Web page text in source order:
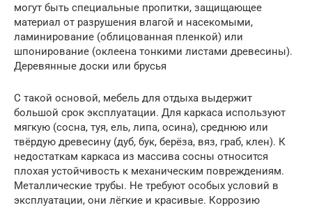
могут быть специальные пропитки, защищающее
материал от разрушения влагой и насекомыми,
ламинирование (облицованная пленкой) или
шпонирование (оклеена тонкими листами древесины).
Деревянные доски или брусья
С такой основой, мебель для отдыха выдержит
большой срок эксплуатации. Для каркаса используют
мягкую (сосна, туя, ель, липа, осина), среднюю или
твёрдую древесину (дуб, бук, берёза, вяз, граб, клен). К
недостаткам каркаса из массива сосны относится
плохая устойчивость к механическим повреждениям.
Металлические трубы. Не требуют особых условий в
эксплуатации, они лёгкие и красивые. Коррозию